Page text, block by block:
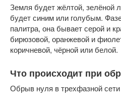
Земля будет жёлтой, зелёной
будет синим или голубым.
палитра, она бывает серой и
бирюзовой, оранжевой и
коричневой, чёрной или белой.
Что происходит при
Обрыв нуля в трехфазной сети